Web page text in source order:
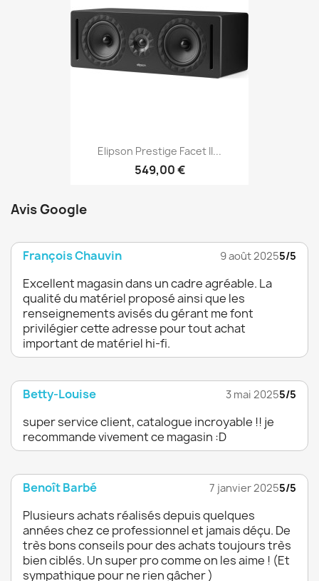
Elipson Prestige Facet II...
549,00 €
Avis Google
François Chauvin 9 août 20255/5
Excellent magasin dans un cadre agréable. La
qualité du matériel proposé ainsi que les
renseignements avisés du gérant me font
privilégier cette adresse pour tout achat
important de matériel hi-fi.
Betty-Louise 3 mai 20255/5
super service client, catalogue incroyable !! je
recommande vivement ce magasin :D
Benoît Barbé 7 janvier 20255/5
Plusieurs achats réalisés depuis quelques
années chez ce professionnel et jamais déçu. De
très bons conseils pour des achats toujours très
bien ciblés. Un super pro comme on les aime ! (Et
sympathique pour ne rien gâcher )